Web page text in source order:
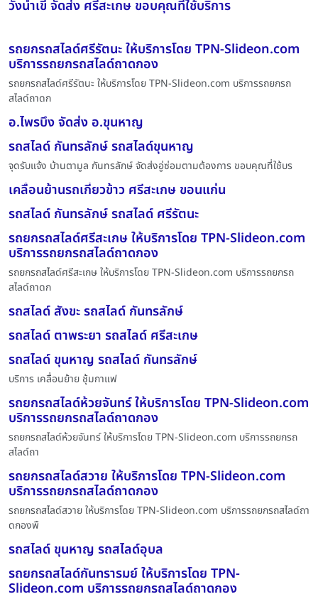
วังน้ำเขี จัดส่ง ศรีสะเกษ ขอบคุณที่ใช้บริการ
รถยกรถสไลด์ศรีรัตนะ ให้บริการโดย TPN-Slideon.com
บริการรถยกรถสไลด์ถาดกอง
รถยกรถสไลด์ศรีรัตนะ ให้บริการโดย TPN-Slideon.com บริการรถยกรถ
สไลด์ถาดก
อ.ไพรบึง จัดส่ง อ.ขุนหาญ
รถสไลด์ กันทรลักษ์ รถสไลด์ขุนหาญ
จุดรับแจ้ง บ้านตามูล กันทรลักษ์ จัดส่งอู่ซ่อมตามต้องการ ขอบคุณที่ใช้บร
เคลื่อนย้านรถเกี่ยวข้าว ศรีสะเกษ ขอนแก่น
รถสไลด์ กันทรลักษ์ รถสไลด์ ศรีรัตนะ
รถยกรถสไลด์ศรีสะเกษ ให้บริการโดย TPN-Slideon.com
บริการรถยกรถสไลด์ถาดกอง
รถยกรถสไลด์ศรีสะเกษ ให้บริการโดย TPN-Slideon.com บริการรถยกรถ
สไลด์ถาดก
รถสไลด์ สังขะ รถสไลด์ กันทรลักษ์
รถสไลด์ ตาพระยา รถสไลด์ ศรีสะเกษ
รถสไลด์ ขุนหาญ รถสไลด์ กันทรลักษ์
บริการ เคลื่อนย้าย ชุ้มกาแฟ
รถยกรถสไลด์ห้วยจันทร์ ให้บริการโดย TPN-Slideon.com
บริการรถยกรถสไลด์ถาดกอง
รถยกรถสไลด์ห้วยจันทร์ ให้บริการโดย TPN-Slideon.com บริการรถยกรถ
สไลด์ถา
รถยกรถสไลด์สวาย ให้บริการโดย TPN-Slideon.com
บริการรถยกรถสไลด์ถาดกอง
รถยกรถสไลด์สวาย ให้บริการโดย TPN-Slideon.com บริการรถยกรถสไลด์ถา
ดกองพื
รถสไลด์ ขุนหาญ รถสไลด์อุบล
รถยกรถสไลด์กันทรารมย์ ให้บริการโดย TPN-
Slideon.com บริการรถยกรถสไลด์ถาดกอง